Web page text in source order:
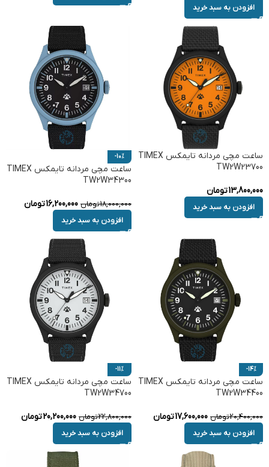
افزودن به سبد خرید
ساعت مچی مردانه تایمکس TIMEX
TW2W23700
13,800,000تومان
افزودن به سبد خرید
-10%
ساعت مچی مردانه تایمکس TIMEX
TW2W34300
18,000,000تومان 16,200,000تومان
افزودن به سبد خرید
-14%
ساعت مچی مردانه تایمکس TIMEX
TW2W34400
20,400,000تومان 17,600,000تومان
افزودن به سبد خرید
-11%
ساعت مچی مردانه تایمکس TIMEX
TW2W34700
22,800,000تومان 20,200,000تومان
افزودن به سبد خرید